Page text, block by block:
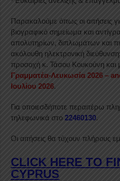
Παρακαλούμε όπως οι αιτήσεις
βιογραφικό σημείωμα και
απολυτηρίων, διπλωμάτων και
ακόλουθη ηλεκτρονική διεύθυνση:
προσοχή κ. Τάσου Κουκούνη
Γραμματέα-Λευκωσία 2026 –
Ιουλίου 2026.
Για οποιεσδήποτε περαιτέρω
τηλεφωνικά στο 22460130.
Οι αιτήσεις θα τύχουν πλήρους
CLICK HERE TO
CYPRUS